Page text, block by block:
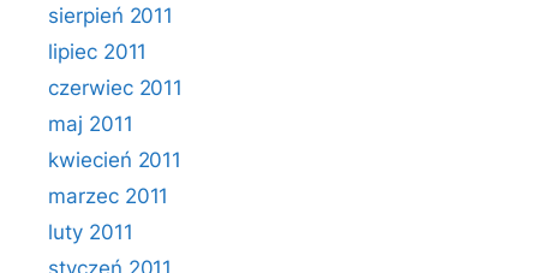
sierpień 2011
lipiec 2011
czerwiec 2011
maj 2011
kwiecień 2011
marzec 2011
luty 2011
styczeń 2011